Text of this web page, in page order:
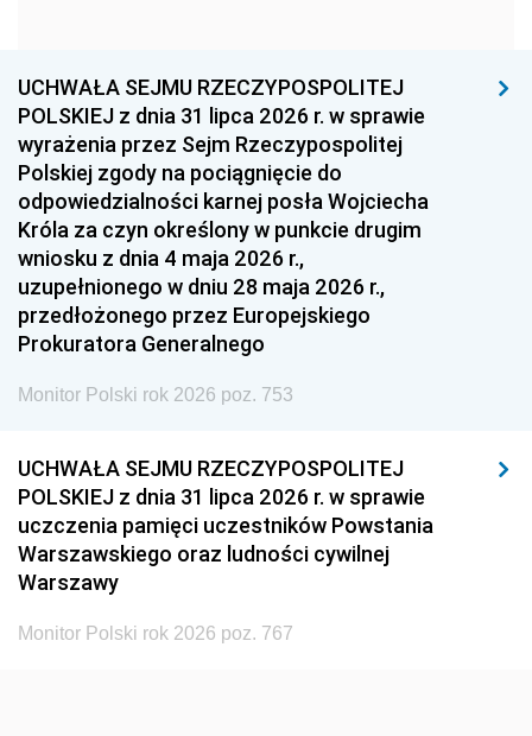
1954 1953 1952
1951 1950 1949
1948 1947
1939 1938 1937
1936 1930
UCHWAŁA SEJMU RZECZYPOSPOLITEJ
POLSKIEJ z dnia 31 lipca 2026 r. w sprawie
wyrażenia przez Sejm Rzeczypospolitej
Polskiej zgody na pociągnięcie do
odpowiedzialności karnej posła Wojciecha
Króla za czyn określony w punkcie drugim
wniosku z dnia 4 maja 2026 r.,
uzupełnionego w dniu 28 maja 2026 r.,
przedłożonego przez Europejskiego
Prokuratora Generalnego
Monitor Polski rok 2026 poz. 753
UCHWAŁA SEJMU RZECZYPOSPOLITEJ
POLSKIEJ z dnia 31 lipca 2026 r. w sprawie
uczczenia pamięci uczestników Powstania
Warszawskiego oraz ludności cywilnej
Warszawy
Monitor Polski rok 2026 poz. 767